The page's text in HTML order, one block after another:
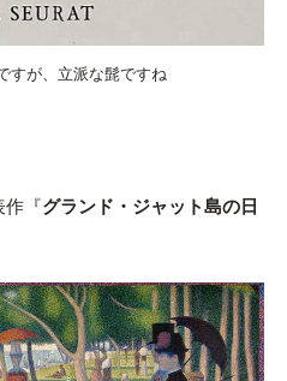
すが、立派な髭ですね
作『グランド・ジャット島の日